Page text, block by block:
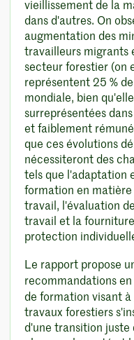
vieillissement de la
dans d'autres. On
augmentation des
travailleurs migrants
secteur forestier (on
représentent 25 %
mondiale, bien
surreprésentées
et faiblement
que ces évolutions
nécessiteront des
tels que l'adaptation
formation en matière
travail, l'évaluation
travail et la
protection
Le rapport propose
recommandations
de formation visant
travaux forestiers
d'une transition juste